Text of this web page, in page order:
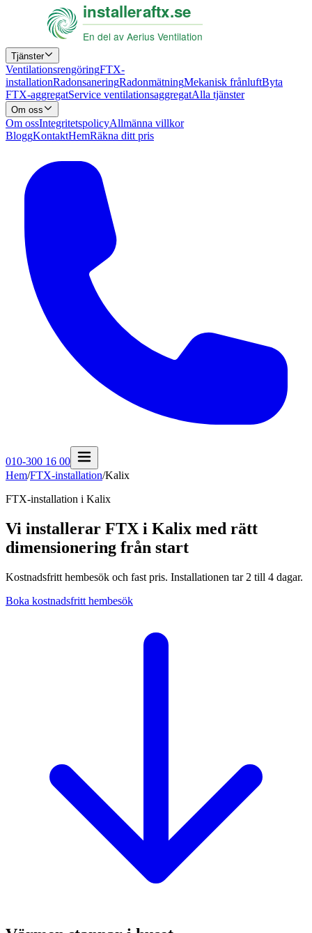
Tjänster
VentilationsrengöringFTX-
installationRadonsaneringRadonmätningMekanisk frånluftByta
FTX-aggregatService ventilationsaggregatAlla tjänster
Om oss
Om ossIntegritetspolicyAllmänna villkor
BloggKontaktHemRäkna ditt pris
010-300 16 00
Hem/FTX-installation/Kalix
FTX-installation i Kalix
Vi installerar FTX i Kalix med rätt
dimensionering från start
Kostnadsfritt hembesök och fast pris. Installationen tar 2 till 4 dagar.
Boka kostnadsfritt hembesök